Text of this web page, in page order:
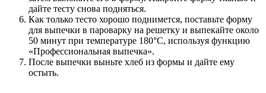
дайте тесту снова подняться.
Как только тесто хорошо поднимется, поставьте форму
для выпечки в пароварку на решетку и выпекайте около
50 минут при температуре 180°C, используя функцию
«Профессиональная выпечка».
После выпечки выньте хлеб из формы и дайте ему
остыть.